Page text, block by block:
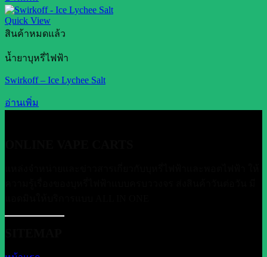
Quick View
สินค้าหมดแล้ว
น้ำยาบุหรี่ไฟฟ้า
Swirkoff – Ice Lychee Salt
อ่านเพิ่ม